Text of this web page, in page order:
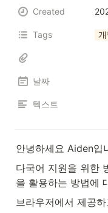
Created
Tags
날짜
텍스트
안녕하세요 Aiden입
다국어 지원을 위한
을 활용하는 방법에
브라우저에서 제공